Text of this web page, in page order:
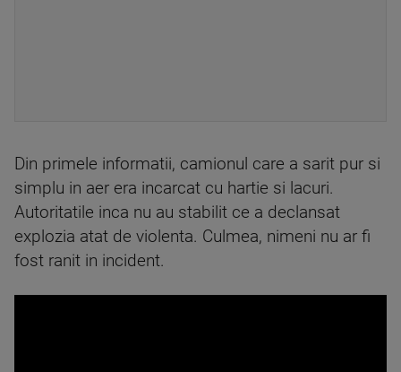
Din primele informatii, camionul care a sarit pur si
simplu in aer era incarcat cu hartie si lacuri.
Autoritatile inca nu au stabilit ce a declansat
explozia atat de violenta. Culmea, nimeni nu ar fi
fost ranit in incident.